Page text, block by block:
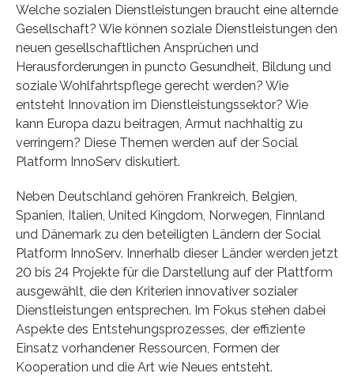
Welche sozialen Dienstleistungen braucht eine alternde
Gesellschaft? Wie können soziale Dienstleistungen den
neuen gesellschaftlichen Ansprüchen und
Herausforderungen in puncto Gesundheit, Bildung und
soziale Wohlfahrtspflege gerecht werden? Wie
entsteht Innovation im Dienstleistungssektor? Wie
kann Europa dazu beitragen, Armut nachhaltig zu
verringern? Diese Themen werden auf der Social
Platform InnoServ diskutiert.
Neben Deutschland gehören Frankreich, Belgien,
Spanien, Italien, United Kingdom, Norwegen, Finnland
und Dänemark zu den beteiligten Ländern der Social
Platform InnoServ. Innerhalb dieser Länder werden jetzt
20 bis 24 Projekte für die Darstellung auf der Plattform
ausgewählt, die den Kriterien innovativer sozialer
Dienstleistungen entsprechen. Im Fokus stehen dabei
Aspekte des Entstehungsprozesses, der effiziente
Einsatz vorhandener Ressourcen, Formen der
Kooperation und die Art wie Neues entsteht.